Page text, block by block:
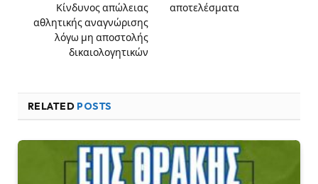
Κίνδυνος απώλειας
αθλητικής αναγνώρισης
λόγω μη αποστολής
δικαιολογητικών
αποτελέσματα
RELATED POSTS